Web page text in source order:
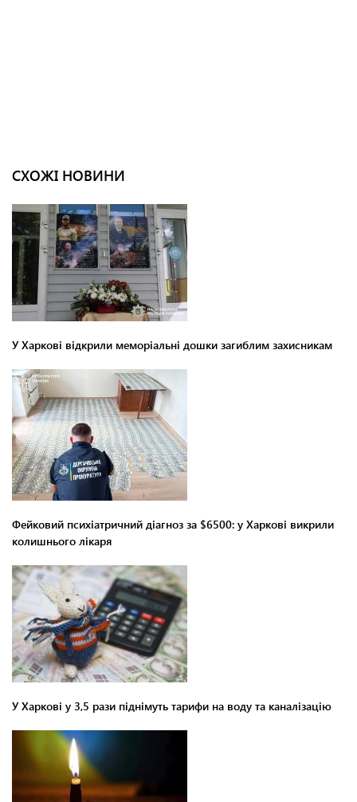
СХОЖІ НОВИНИ
У Харкові відкрили меморіальні дошки загиблим захисникам
Фейковий психіатричний діагноз за $6500: у Харкові викрили
колишнього лікаря
У Харкові у 3,5 рази піднімуть тарифи на воду та каналізацію